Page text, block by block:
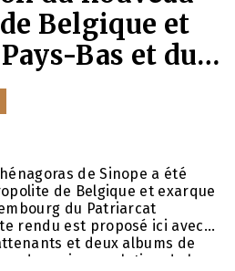
Belgique et
Bas et du
de Sinope a été
de Belgique et exarque
du Patriarcat
rendu est proposé ici avec
et deux albums de
aussi une relation de la